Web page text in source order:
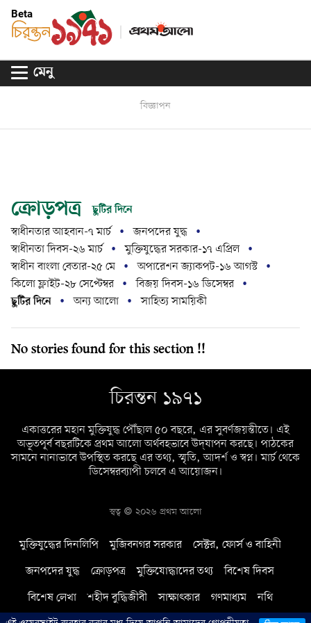
Beta
মেনু
বিজ্ঞাপন
ক্রোড়পত্র
ছুটির দিনে
স্বাধীনতার আহবান-৭ মার্চ
জনপদের যুদ্ধ
স্বাধীনতা দিবস-২৬ মার্চ
মুক্তিযুদ্ধের সরকার-১৭ এপ্রিল
স্বাধীন বাংলা বেতার-২৫ মে
অপারেশন জ্যাকপট-১৬ আগস্ট
কিলো ফ্লাইট-২৮ সেপ্টেম্বর
বিজয় দিবস-১৬ ডিসেম্বর
ছুটির দিনে
অন্য আলো সাহিত্য সাময়িকী
No stories found for this section !!
চিরন্তন ১৯৭১
একাত্তরের মহান মুক্তিযুদ্ধ পৌঁছাল ৫০ বছরে, এর সুবর্ণজয়ন্তীতে। এই
অভূতপূর্ব বছরটিকে প্রথম আলো অর্থবহভাবে উদ্‌যাপন করছে। পাঠকের
সামনে নানাভাবে উপস্থিত করছে এর তথ্য, স্মৃতি, আদর্শ ও স্বপ্ন। মার্চ থেকে
ডিসেম্বরব্যাপী চলবে এ আয়োজন।
স্বত্ব © ২০২৬ প্রথম আলো
মুক্তিযুদ্ধের দিনলিপি মুজিবনগর সরকার
সেক্টর, ফোর্স ও বাহিনী
জনপদের যুদ্ধ
ক্রোড়পত্র মুক্তিযোদ্ধাদের তথ্য
বিশেষ দিবস
বিশেষ লেখা
শহীদ বুদ্ধিজীবী সাক্ষাৎকার গণমাধ্যম নথি